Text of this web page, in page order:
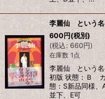
李麗仙 という名
600円(税別)
(税込: 660円)
在庫数 1点
李麗仙 という
初版 状態：Ｂ
態：S新品同様、
並下、E可